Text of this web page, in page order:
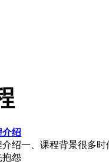
介绍
介绍一、课程背景很多
抱怨